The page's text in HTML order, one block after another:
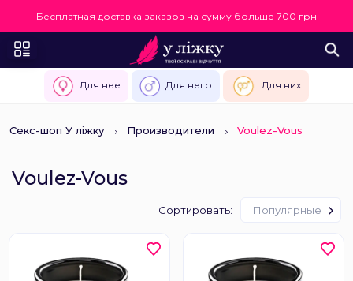
Бесплатная доставка заказов на сумму больше 700 грн
Для нее Для него Для них
Секс-шоп У ліжку Производители Voulez-Vous
Voulez-Vous
Сортировать: Популярные